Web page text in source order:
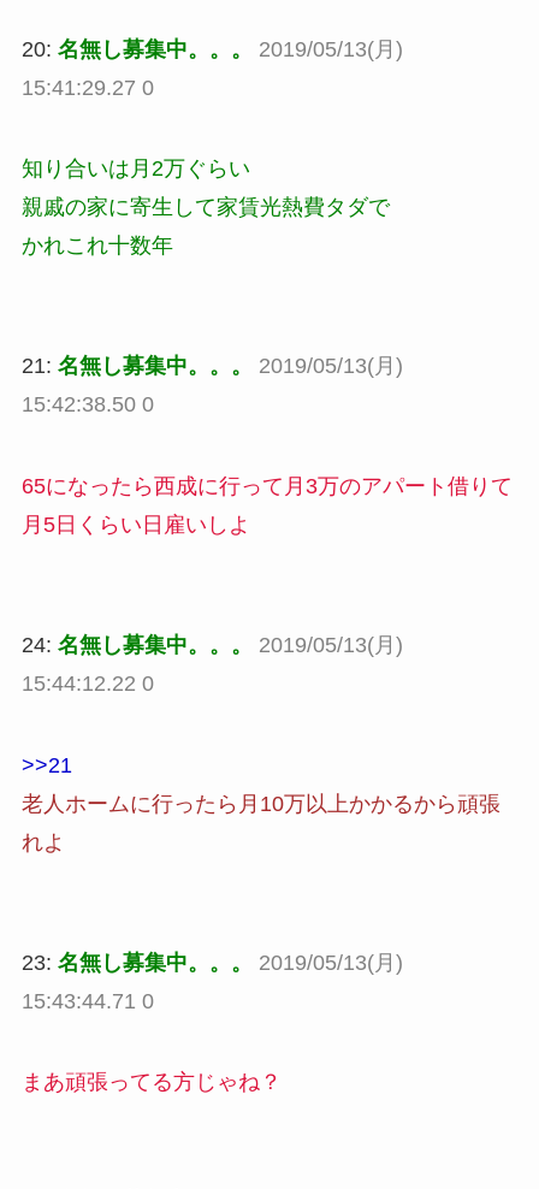
20: 名無し募集中。。。
2019/05/13(月)
15:41:29.27 0
知り合いは月2万ぐらい
親戚の家に寄生して家賃光熱費タダで
かれこれ十数年
21: 名無し募集中。。。
2019/05/13(月)
15:42:38.50 0
65になったら西成に行って月3万のアパート借りて
月5日くらい日雇いしよ
24: 名無し募集中。。。
2019/05/13(月)
15:44:12.22 0
>>21
老人ホームに行ったら月10万以上かかるから頑張
れよ
23: 名無し募集中。。。
2019/05/13(月)
15:43:44.71 0
まあ頑張ってる方じゃね？